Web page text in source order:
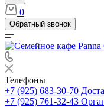
0
Обратный звонок
Телефоны
+7 (925) 683-30-70
+7 (925) 761-32-43